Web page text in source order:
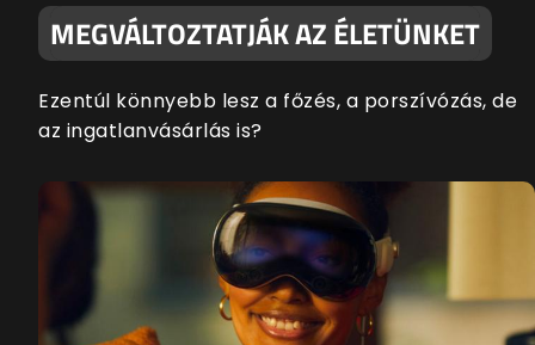
MEGVÁLTOZTATJÁK AZ ÉLETÜNKET
Ezentúl könnyebb lesz a főzés, a porszívózás, de
az ingatlanvásárlás is?